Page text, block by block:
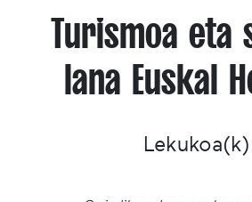
Turismoa eta
lana Euskal